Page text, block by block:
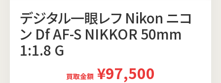
デジタル一眼レフ Nikon ニコ
ン Df AF-S NIKKOR 50mm
1:1.8 G
買取金額 ¥97,500